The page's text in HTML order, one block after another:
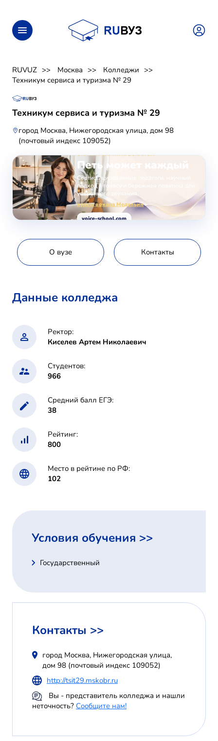
RUVUZ Москва
Колледжи
Техникум сервиса и туризма № 29
Техникум сервиса и туризма № 29
город Москва, Нижегородская улица, дом 98
(почтовый индекс 109052)
ОНЛАЙН-ЗАНЯТИЯ ВОКАЛОМ
Петь может каждый
Сертифицированные педагоги, научный
подход к голосу и бережная практика для
уверенного звучания.
курсы вокала Медельин
voice-school.com
О вузе Контакты
Данные колледжа
Ректор:
Киселев Артем Николаевич
Студентов:
966
Средний балл ЕГЭ:
38
Рейтинг:
800
Место в рейтине по РФ:
102
Условия обучения >>
Государственный
Контакты >>
город Москва, Нижегородская улица,
дом 98 (почтовый индекс 109052)
http://tsit29.mskobr.ru
Вы - представитель колледжа и нашли
неточность? Сообщите нам!